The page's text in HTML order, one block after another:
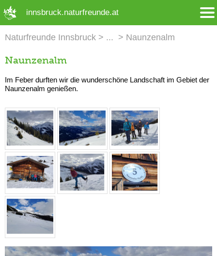
innsbruck.naturfreunde.at
Naturfreunde Innsbruck Naunzenalm
Naunzenalm
Im Feber durften wir die wunderschöne Landschaft im Gebiet der
Naunzenalm genießen.